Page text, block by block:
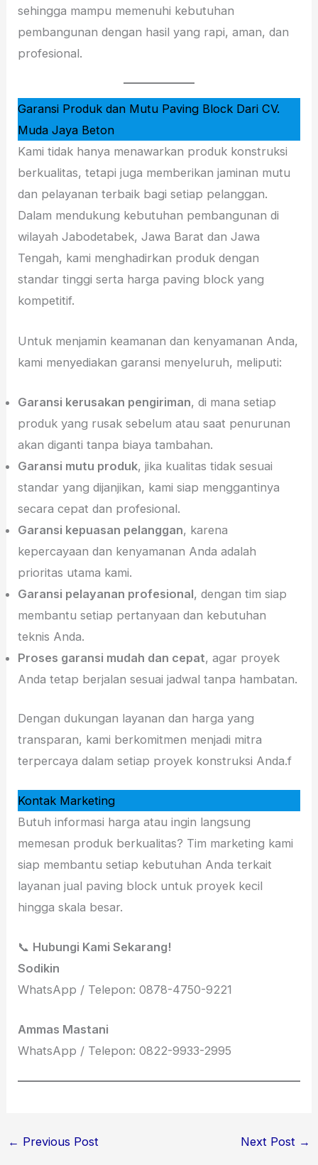
sehingga mampu memenuhi kebutuhan
pembangunan dengan hasil yang rapi, aman, dan
profesional.
Garansi Produk dan Mutu Paving Block Dari CV.
Muda Jaya Beton
Kami tidak hanya menawarkan produk konstruksi
berkualitas, tetapi juga memberikan jaminan mutu
dan pelayanan terbaik bagi setiap pelanggan.
Dalam mendukung kebutuhan pembangunan di
wilayah Jabodetabek, Jawa Barat dan Jawa
Tengah, kami menghadirkan produk dengan
standar tinggi serta harga paving block yang
kompetitif.
Untuk menjamin keamanan dan kenyamanan Anda,
kami menyediakan garansi menyeluruh, meliputi:
Garansi kerusakan pengiriman, di mana setiap
produk yang rusak sebelum atau saat penurunan
akan diganti tanpa biaya tambahan.
Garansi mutu produk, jika kualitas tidak sesuai
standar yang dijanjikan, kami siap menggantinya
secara cepat dan profesional.
Garansi kepuasan pelanggan, karena
kepercayaan dan kenyamanan Anda adalah
prioritas utama kami.
Garansi pelayanan profesional, dengan tim siap
membantu setiap pertanyaan dan kebutuhan
teknis Anda.
Proses garansi mudah dan cepat, agar proyek
Anda tetap berjalan sesuai jadwal tanpa hambatan.
Dengan dukungan layanan dan harga yang
transparan, kami berkomitmen menjadi mitra
terpercaya dalam setiap proyek konstruksi Anda.f
Kontak Marketing
Butuh informasi harga atau ingin langsung
memesan produk berkualitas? Tim marketing kami
siap membantu setiap kebutuhan Anda terkait
layanan jual paving block untuk proyek kecil
hingga skala besar.
📞 Hubungi Kami Sekarang!
Sodikin
WhatsApp / Telepon: 0878-4750-9221
Ammas Mastani
WhatsApp / Telepon: 0822-9933-2995
← Previous Post Next Post →